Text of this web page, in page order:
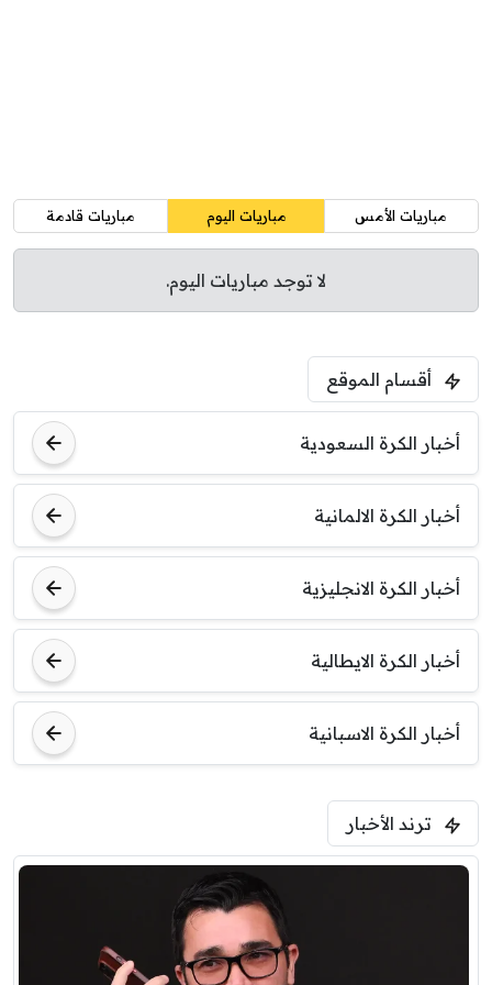
مباريات الأمس مباريات اليوم مباريات قادمة
لا توجد مباريات اليوم.
أقسام الموقع
أخبار الكرة السعودية
أخبار الكرة الالمانية
أخبار الكرة الانجليزية
أخبار الكرة الايطالية
أخبار الكرة الاسبانية
ترند الأخبار